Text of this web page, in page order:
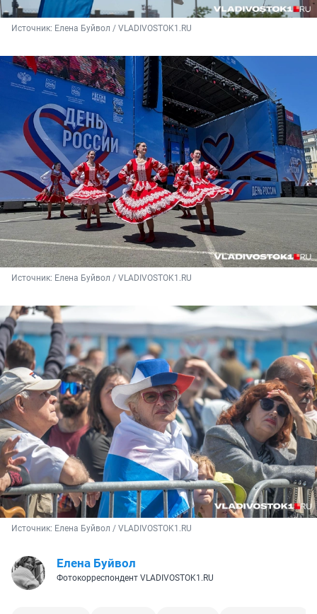
Источник: Елена Буйвол / VLADIVOSTOK1.RU
Источник: Елена Буйвол / VLADIVOSTOK1.RU
Источник: Елена Буйвол / VLADIVOSTOK1.RU
Елена Буйвол
Фотокорреспондент VLADIVOSTOK1.RU